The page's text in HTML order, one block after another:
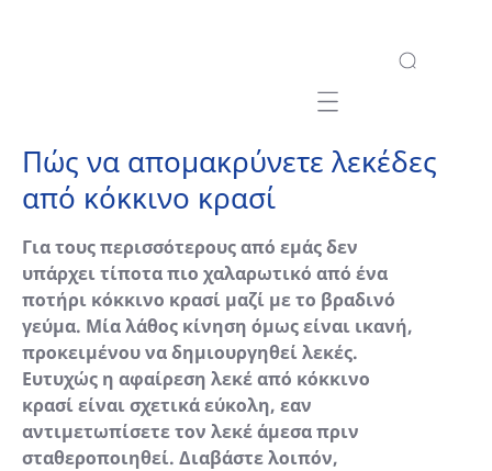
Mobile navigation
Πώς να απομακρύνετε λεκέδες
από κόκκινο κρασί
Για τους περισσότερους από εμάς δεν
υπάρχει τίποτα πιο χαλαρωτικό από ένα
ποτήρι κόκκινο κρασί μαζί με το βραδινό
γεύμα. Μία λάθος κίνηση όμως είναι ικανή,
προκειμένου να δημιουργηθεί λεκές.
Ευτυχώς η αφαίρεση λεκέ από κόκκινο
κρασί είναι σχετικά εύκολη, εαν
αντιμετωπίσετε τον λεκέ άμεσα πριν
σταθεροποιηθεί. Διαβάστε λοιπόν,